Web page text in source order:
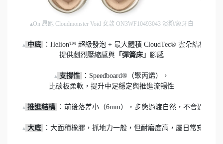
▴On 昂跑 Cloudmonster Void 女款 ON3WF10493043 淡粉/象牙白
▴ 中底
：Helion™ 超級發泡 + 最大體積 CloudTec® 雲朵結構，
提供劇烈壓縮感與 「彈簧床」 腳感
▴ 支撐性
：Speedboard®（聚丙烯），
比碳板柔軟，提升中足穩定與推進流暢性
▴ 推進結構 ：前後落差小（6mm），步態過渡自然，不會過度推
▴ 大底 ：大面積橡膠，抓地力一般，但耐磨度高，屬日常穿著取